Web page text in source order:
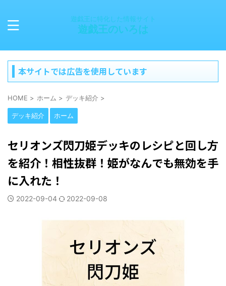
遊戯王に特化した情報サイト
遊戯王のいろは
本サイトでは広告を使用しています
HOME > ホーム > デッキ紹介 >
デッキ紹介 ホーム
セリオンズ閃刀姫デッキのレシピと回し方
を紹介！相性抜群！姫がなんでも無効を手
に入れた！
2022-09-04 2022-09-08